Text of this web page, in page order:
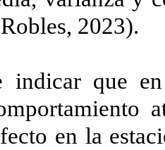
2023).
indicar que
en la